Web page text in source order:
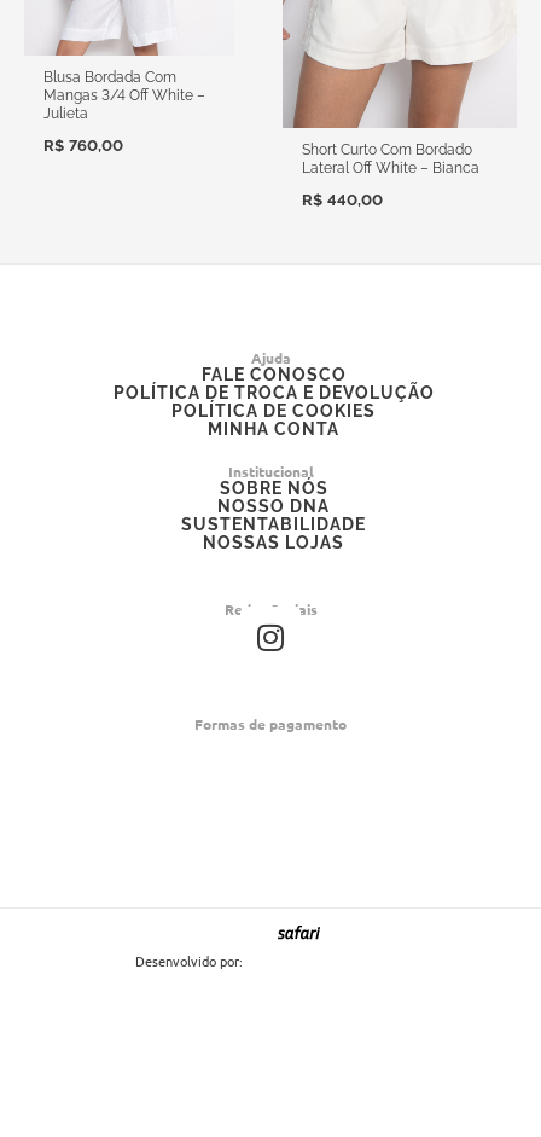
Blusa Bordada Com
Mangas 3/4 Off White –
Julieta
R$ 760,00
Short Curto Com Bordado
Lateral Off White – Bianca
R$ 440,00
Ajuda
FALE CONOSCO
POLÍTICA DE TROCA E DEVOLUÇÃO
POLÍTICA DE COOKIES
MINHA CONTA
Institucional
SOBRE NÓS
NOSSO DNA
SUSTENTABILIDADE
NOSSAS LOJAS
Redes Sociais
I
n
t
Formas de pagamento
Desenvolvido por: